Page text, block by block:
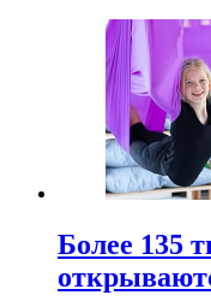
Более 135